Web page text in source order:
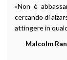
«Non è
cercando di
attingere in
Malcolm